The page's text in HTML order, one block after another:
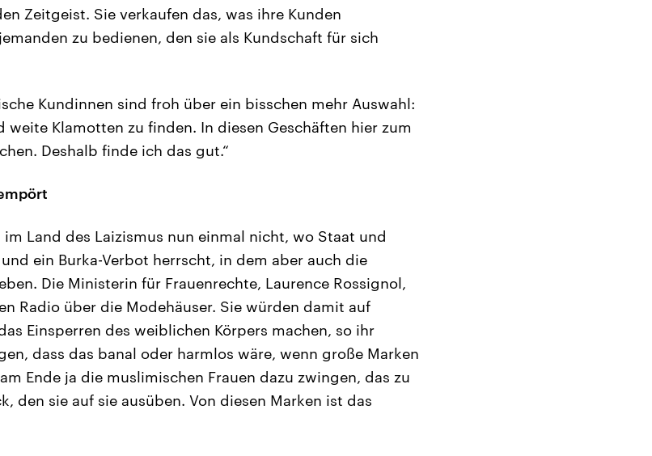
Zeitgeist. Sie verkaufen das, was ihre Kunden
zu bedienen, den sie als Kundschaft für sich
Kundinnen sind froh über ein bisschen mehr Auswahl:
weite Klamotten zu finden. In diesen Geschäften hier zum
Deshalb finde ich das gut.“
Land des Laizismus nun einmal nicht, wo Staat und
ein Burka-Verbot herrscht, in dem aber auch die
Die Ministerin für Frauenrechte, Laurence Rossignol,
Radio über die Modehäuser. Sie würden damit auf
Einsperren des weiblichen Körpers machen, so ihr
dass das banal oder harmlos wäre, wenn große Marken
Ende ja die muslimischen Frauen dazu zwingen, das zu
den sie auf sie ausüben. Von diesen Marken ist das